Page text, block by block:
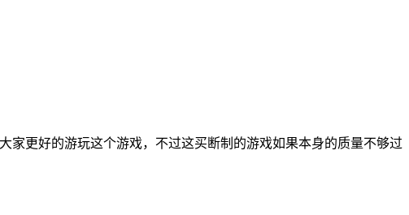
家更好的游玩这个游戏，不过这买断制的游戏如果本身的质量不够过